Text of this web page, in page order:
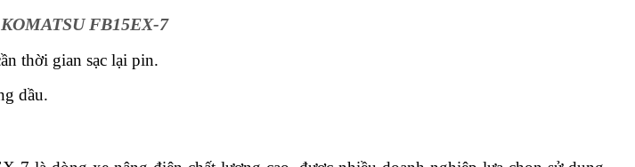
FB15EX-7
thời gian sạc lại pin.
dầu.